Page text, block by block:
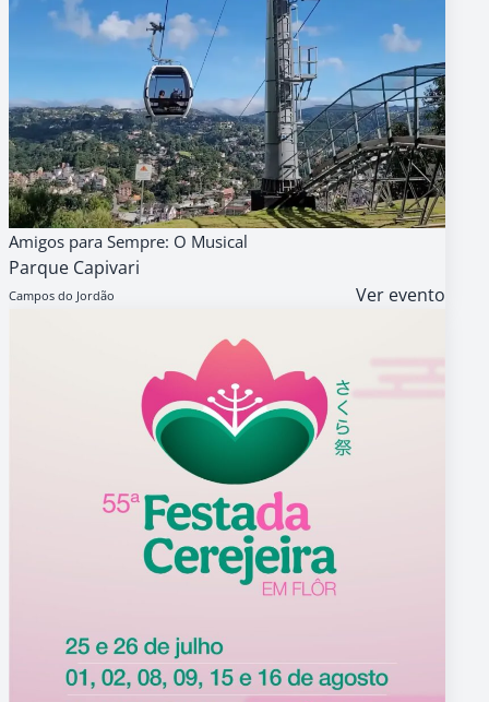
08
AGO
13h
AGENDA
GRATUITO
Amigos para Sempre: O Musical
Parque Capivari
Campos do Jordão Ver evento